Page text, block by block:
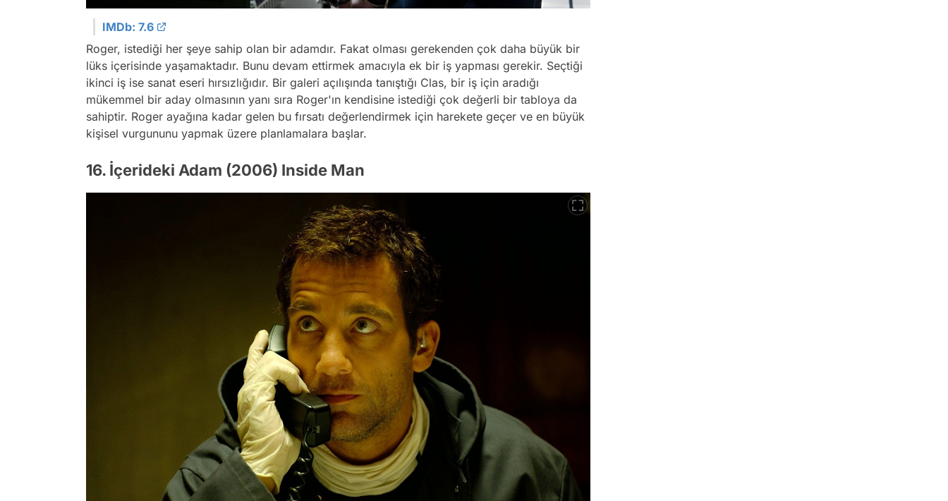
IMDb: 7.6
Roger, istediği her şeye sahip olan bir adamdır. Fakat olması gerekenden çok daha büyük bir
lüks içerisinde yaşamaktadır. Bunu devam ettirmek amacıyla ek bir iş yapması gerekir. Seçtiği
ikinci iş ise sanat eseri hırsızlığıdır. Bir galeri açılışında tanıştığı Clas, bir iş için aradığı
mükemmel bir aday olmasının yanı sıra Roger'ın kendisine istediği çok değerli bir tabloya da
sahiptir. Roger ayağına kadar gelen bu fırsatı değerlendirmek için harekete geçer ve en büyük
kişisel vurgununu yapmak üzere planlamalara başlar.
16. İçerideki Adam (2006) Inside Man